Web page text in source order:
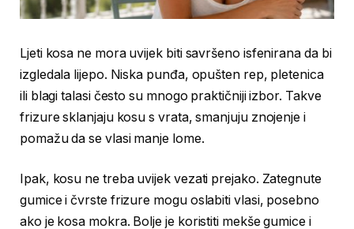
Ljeti kosa ne mora uvijek biti savršeno isfenirana da bi
izgledala lijepo. Niska punđa, opušten rep, pletenica
ili blagi talasi često su mnogo praktičniji izbor. Takve
frizure sklanjaju kosu s vrata, smanjuju znojenje i
pomažu da se vlasi manje lome.
Ipak, kosu ne treba uvijek vezati prejako. Zategnute
gumice i čvrste frizure mogu oslabiti vlasi, posebno
ako je kosa mokra. Bolje je koristiti mekše gumice i